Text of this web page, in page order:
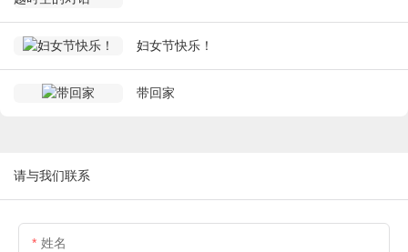
妇女节快乐！
带回家
请与我们联系
姓名